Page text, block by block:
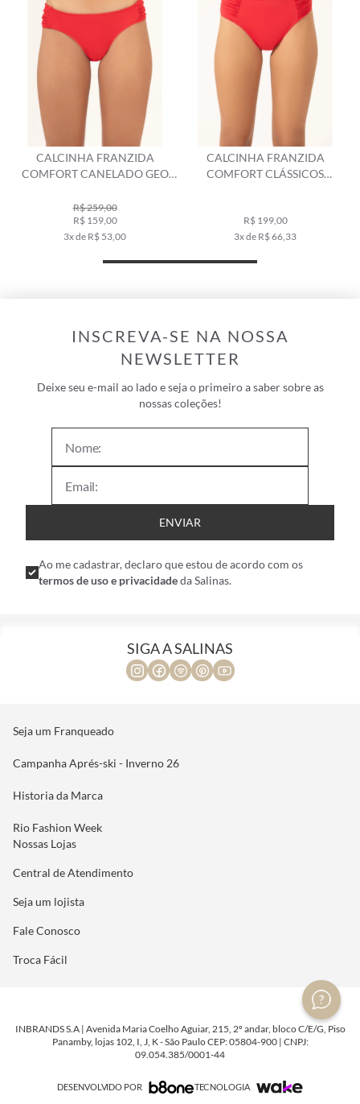
CALCINHA FRANZIDA
COMFORT CANELADO GEO
R$ 259,00
R$ 159,00
3x de R$ 53,00
CALCINHA FRANZIDA
COMFORT CLÁSSICOS
R$ 199,00
3x de R$ 66,33
INSCREVA-SE NA NOSSA
NEWSLETTER
Deixe seu e-mail ao lado e seja o primeiro a saber sobre as
nossas coleções!
ENVIAR
Ao me cadastrar, declaro que estou de acordo com os
termos de uso e privacidadeda Salinas.
SIGA A SALINAS
Seja um Franqueado
Campanha Aprés-ski - Inverno 26
Historia da Marca
Rio Fashion Week
Nossas Lojas
Central de Atendimento
Seja um lojista
Fale Conosco
Troca Fácil
INBRANDS S.A | Avenida Maria Coelho Aguiar, 215, 2º andar, bloco C/E/G, Piso
Panamby, lojas 102, I, J, K - São Paulo CEP: 05804-900 | CNPJ:
09.054.385/0001-44
DESENVOLVIDO POR TECNOLOGIA